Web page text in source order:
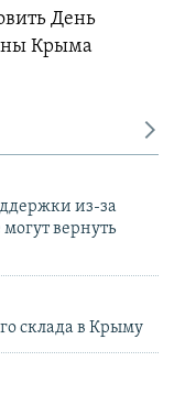
День
Крыма
из-за
вернуть
склада в Крыму